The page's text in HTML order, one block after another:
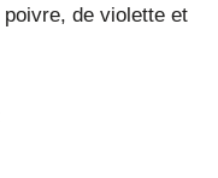
de violette et